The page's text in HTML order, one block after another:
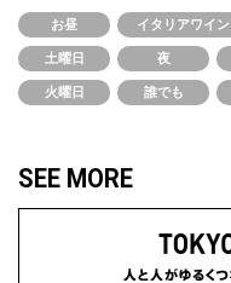
お昼 イタリアワイン
土曜日 夜
火曜日 誰でも
SEE MORE